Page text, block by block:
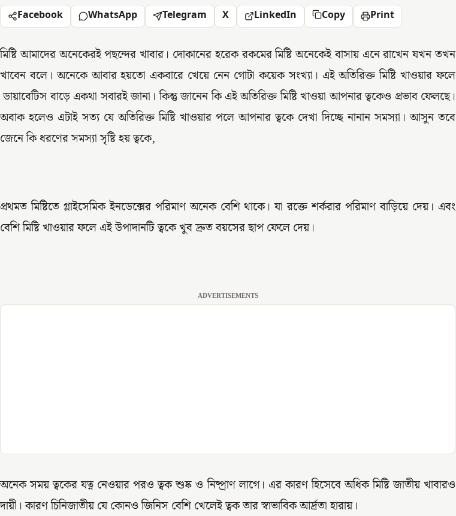
Facebook WhatsApp Telegram X LinkedIn Copy Print
মিষ্টি আমাদের অনেকেরই পছন্দের খাবার। দোকানের হরেক রকমের মিষ্টি অনেকেই বাসায় এনে রাখেন যখন তখন
খাবেন বলে। অনেকে আবার হয়তো একবারে খেয়ে নেন গোটা কয়েক সংখ্যা। এই অতিরিক্ত মিষ্টি খাওয়ার ফলে
ডায়াবেটিস বাড়ে একথা সবারই জানা। কিন্তু জানেন কি এই অতিরিক্ত মিষ্টি খাওয়া আপনার ত্বকেও প্রভাব ফেলছে।
অবাক হলেও এটাই সত্য যে অতিরিক্ত মিষ্টি খাওয়ার পলে আপনার ত্বকে দেখা দিচ্ছে নানান সমস্যা। আসুন তবে
জেনে কি ধরণের সমস্যা সৃষ্টি হয় ত্বকে,
প্রথমত মিষ্টিতে গ্লাইসেমিক ইনডেক্সের পরিমাণ অনেক বেশি থাকে। যা রক্তে শর্করার পরিমাণ বাড়িয়ে দেয়। এবং
বেশি মিষ্টি খাওয়ার ফলে এই উপাদানটি ত্বকে খুব দ্রুত বয়সের ছাপ ফেলে দেয়।
ADVERTISEMENTS
অনেক সময় ত্বকের যত্ন নেওয়ার পরও ত্বক শুষ্ক ও নিষ্প্রাণ লাগে। এর কারণ হিসেবে অধিক মিষ্টি জাতীয় খাবারও
দায়ী। কারণ চিনিজাতীয় যে কোনও জিনিস বেশি খেলেই ত্বক তার স্বাভাবিক আর্দ্রতা হারায়।